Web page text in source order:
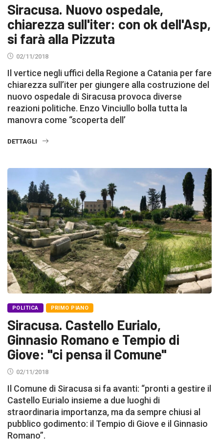
Siracusa. Nuovo ospedale,
chiarezza sull'iter: con ok dell'Asp,
si farà alla Pizzuta
02/11/2018
Il vertice negli uffici della Regione a Catania per fare
chiarezza sull’iter per giungere alla costruzione del
nuovo ospedale di Siracusa provoca diverse
reazioni politiche. Enzo Vinciullo bolla tutta la
manovra come “scoperta dell’
DETTAGLI
POLITICA PRIMO PIANO
Siracusa. Castello Eurialo,
Ginnasio Romano e Tempio di
Giove: "ci pensa il Comune"
02/11/2018
Il Comune di Siracusa si fa avanti: “pronti a gestire il
Castello Eurialo insieme a due luoghi di
straordinaria importanza, ma da sempre chiusi al
pubblico godimento: il Tempio di Giove e il Ginnasio
Romano”.